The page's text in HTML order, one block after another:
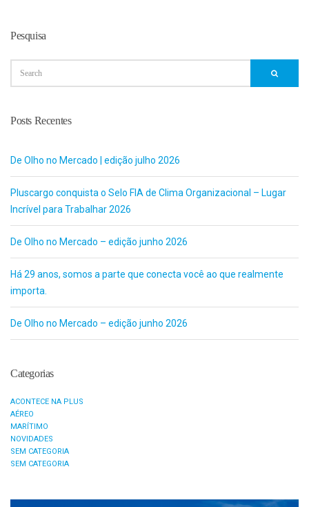
Pesquisa
Posts Recentes
De Olho no Mercado | edição julho 2026
Pluscargo conquista o Selo FIA de Clima Organizacional – Lugar
Incrível para Trabalhar 2026
De Olho no Mercado – edição junho 2026
Há 29 anos, somos a parte que conecta você ao que realmente
importa.
De Olho no Mercado – edição junho 2026
Categorias
ACONTECE NA PLUS
AÉREO
MARÍTIMO
NOVIDADES
SEM CATEGORIA
SEM CATEGORIA